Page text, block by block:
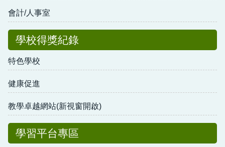
會計/人事室
學校得獎紀錄
特色學校
健康促進
教學卓越網站(新視窗開啟)
學習平台專區